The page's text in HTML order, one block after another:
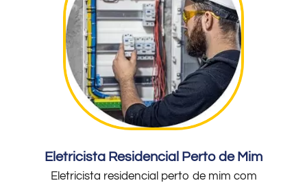
Eletricista Residencial Perto de Mim
Eletricista residencial perto de mim com